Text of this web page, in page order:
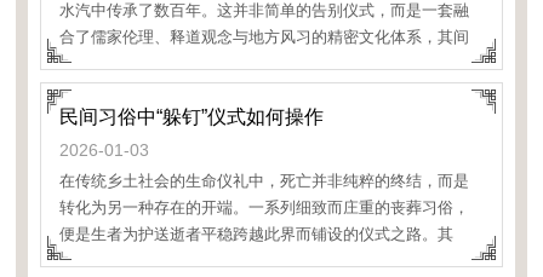
水汽中传承了数百年。这并非简单的告别仪式，而是一套融
合了儒家伦理、释道观念与地方风习的精密文化体系，其间
的每一处细节都浸透着生者对亡者的尊
民间习俗中“躲钉”仪式如何操作
2026-01-03
在传统乡土社会的生命仪礼中，死亡并非纯粹的终结，而是
转化为另一种存在的开端。一系列细致而庄重的丧葬习俗，
便是生者为护送逝者平稳跨越此界而铺设的仪式之路。其
中，“躲钉”这一颇具象征意味的环节，虽不广为人知，却凝聚